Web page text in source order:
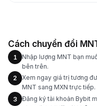
Cách chuyển đổi
1
Nhập lượng MNT bạn
bên trên.
2
Xem ngay giá trị tương
MNT sang MXN trực tiếp.
3
Đăng ký tài khoản Bybit